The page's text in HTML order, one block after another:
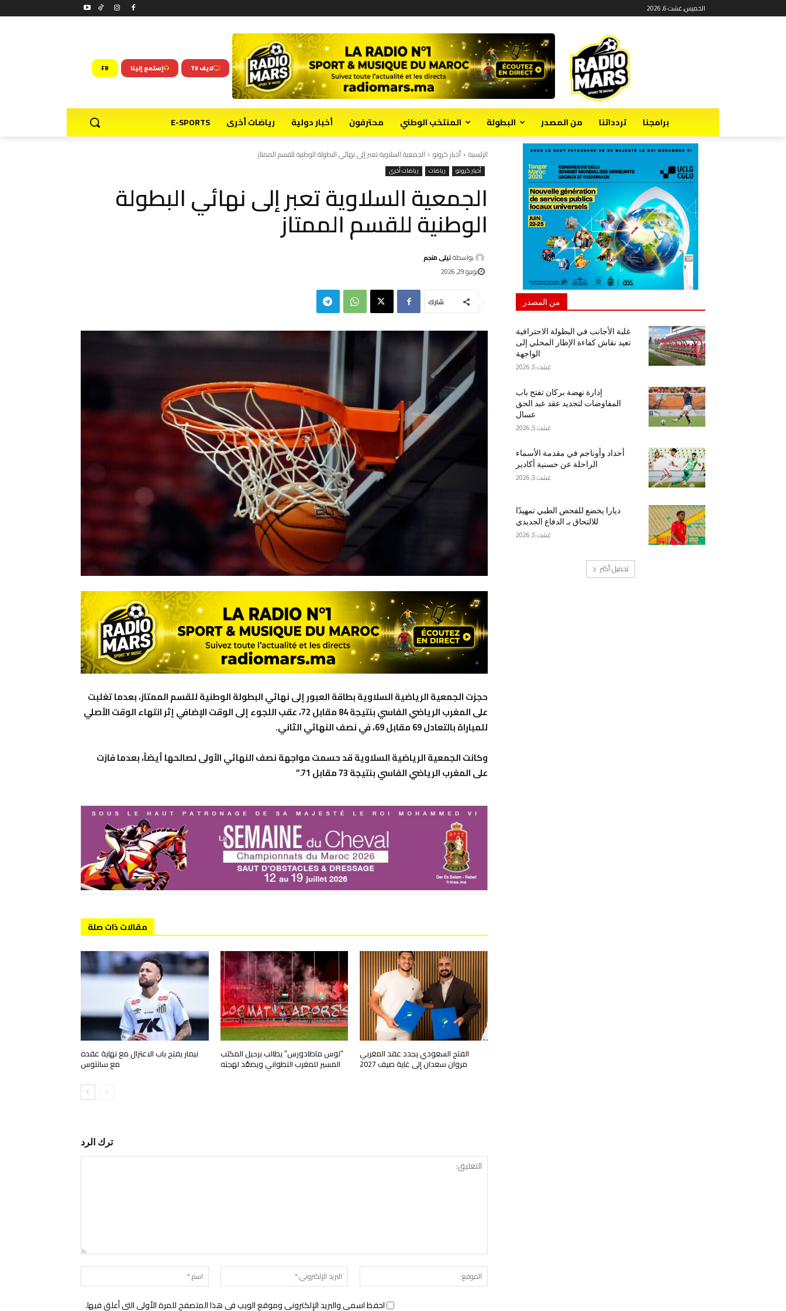
الخميس, غشت 6, 2026
لايف TV إستمع إلينا FR
برامجنا تردداتنا من المصدر البطولة المنتخب الوطني محترفون أخبار دولية رياضات أخرى E-SPORTS
الرئيسية أخبار كرونو الجمعية السلاوية تعبر إلى نهائي البطولة الوطنية للقسم الممتاز
أخبار كرونو رياضات رياضات أخرى
الجمعية السلاوية تعبر إلى نهائي البطولة
الوطنية للقسم الممتاز
بواسطةليلى منجم
يونيو 29, 2026
شارك
حجزت الجمعية الرياضية السلاوية بطاقة العبور إلى نهائي البطولة الوطنية للقسم الممتاز، بعدما تغلبت
على المغرب الرياضي الفاسي بنتيجة 84 مقابل 72، عقب اللجوء إلى الوقت الإضافي إثر انتهاء الوقت الأصلي
للمباراة بالتعادل 69 مقابل 69، في نصف النهائي الثاني.
وكانت الجمعية الرياضية السلاوية قد حسمت مواجهة نصف النهائي الأولى لصالحها أيضاً، بعدما فازت
على المغرب الرياضي الفاسي بنتيجة 73 مقابل 71.”
مقالات ذات صلة
الفتح السعودي يجدد عقد المغربي
مروان سعدان إلى غاية صيف 2027
“لوس ماطادورس” يطالب برحيل المكتب
المسير للمغرب التطواني ويصعّد لهجته
نيمار يفتح باب الاعتزال مع نهاية عقده
مع سانتوس
ترك الرد
التعليق:
اسم:*
البريد
الإلكتروني:*
الموقع:
احفظ اسمي والبريد الإلكتروني وموقع الويب في هذا المتصفح للمرة الأولى التي أعلق فيها.
من المصدر
غلبة الأجانب في البطولة الاحترافية
تعيد نقاش كفاءة الإطار المحلي إلى
الواجهة
غشت 5, 2026
إدارة نهضة بركان تفتح باب
المفاوضات لتجديد عقد عبد الحق
عسال
غشت 5, 2026
أحداد وأوناجم في مقدمة الأسماء
الراحلة عن حسنية أكادير
غشت 5, 2026
ديارا يخضع للفحص الطبي تمهيدًا
للالتحاق بـ الدفاع الجديدي
غشت 5, 2026
تحميل أكثر